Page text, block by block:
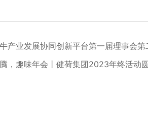
产业发展协同创新平台第一届理事会
，趣味年会丨健荷集团2023年终活动